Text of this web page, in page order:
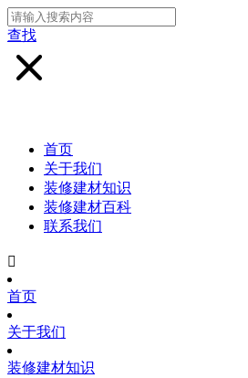
查找
首页
关于我们
装修建材知识
装修建材百科
联系我们

首页
关于我们
装修建材知识